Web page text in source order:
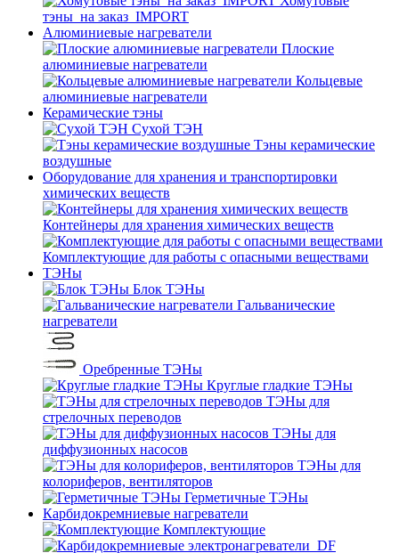
тэны_на заказ_IMPORT
Алюминиевые нагреватели
Плоские
алюминиевые нагреватели
Кольцевые
алюминиевые нагреватели
Керамические тэны
Сухой ТЭН
Тэны керамические
воздушные
Оборудование для хранения и транспортировки
химических веществ
Контейнеры для хранения химических веществ
Комплектующие для работы с опасными веществами
ТЭНы
Блок ТЭНы
Гальванические
нагреватели
Оребренные ТЭНы
Круглые гладкие ТЭНы
ТЭНы для
стрелочных переводов
ТЭНы для
диффузионных насосов
ТЭНы для
колориферов, вентиляторов
Герметичные ТЭНы
Карбидокремниевые нагреватели
Комплектующие